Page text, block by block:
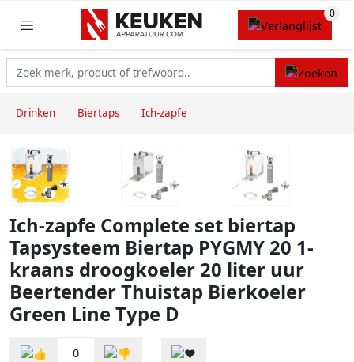
Drinken Biertaps Ich-zapfe
Ich-zapfe Complete set biertap
Tapsysteem Biertap PYGMY 20 1-
kraans droogkoeler 20 liter uur
Beertender Thuistap Bierkoeler
Green Line Type D
0